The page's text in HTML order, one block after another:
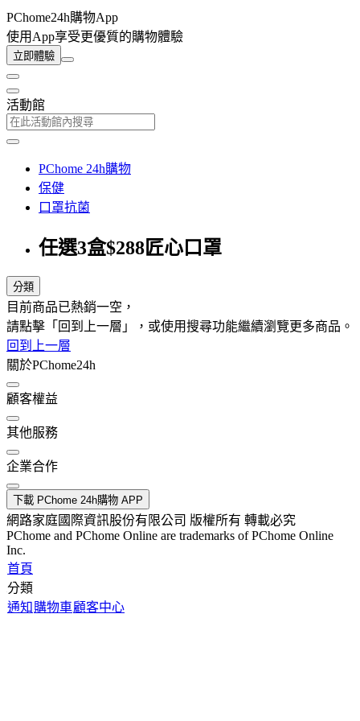
PChome24h購物App
使用App享受更優質的購物體驗
立即體驗
活動館
PChome 24h購物
保健
口罩抗菌
任選3盒$288匠心口罩
分類
目前商品已熱銷一空，
請點擊「回到上一層」，或使用搜尋功能繼續瀏覽更多商品。
回到上一層
關於PChome24h
顧客權益
其他服務
企業合作
下載 PChome 24h購物 APP
網路家庭國際資訊股份有限公司 版權所有 轉載必究
PChome and PChome Online are trademarks of PChome Online
Inc.
首頁
分類
通知 購物車顧客中心